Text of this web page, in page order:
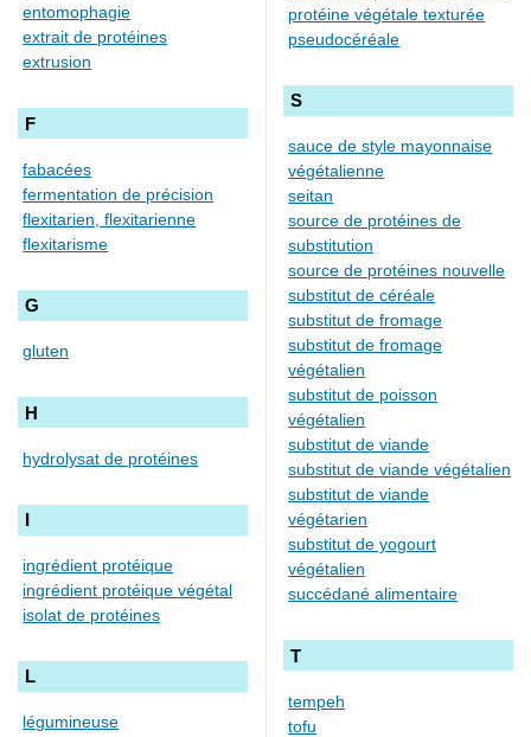
entomophagie
extrait de protéines
extrusion
F
fabacées
fermentation de précision
flexitarien, flexitarienne
flexitarisme
G
gluten
H
hydrolysat de protéines
I
ingrédient protéique
ingrédient protéique végétal
isolat de protéines
L
légumineuse
protéine végétale texturée
pseudocéréale
S
sauce de style mayonnaise
végétalienne
seitan
source de protéines de
substitution
source de protéines nouvelle
substitut de céréale
substitut de fromage
substitut de fromage
végétalien
substitut de poisson
végétalien
substitut de viande
substitut de viande végétalien
substitut de viande
végétarien
substitut de yogourt
végétalien
succédané alimentaire
T
tempeh
tofu